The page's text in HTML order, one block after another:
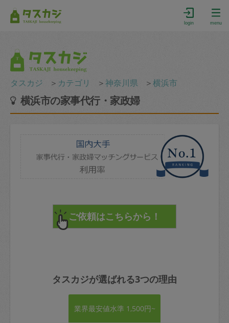
login menu
タスカジ ＞ カテゴリ ＞神奈川県 ＞横浜市
横浜市の家事代行・家政婦
タスカジが選ばれる3つの理由
業界最安値水準 1,500円~